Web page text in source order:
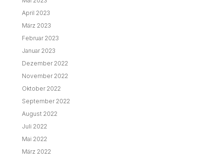
April 2023
März 2023
Februar 2023
Januar 2023
Dezember 2022
November 2022
Oktober 2022
September 2022
August 2022
Juli 2022
Mai 2022
März 2022